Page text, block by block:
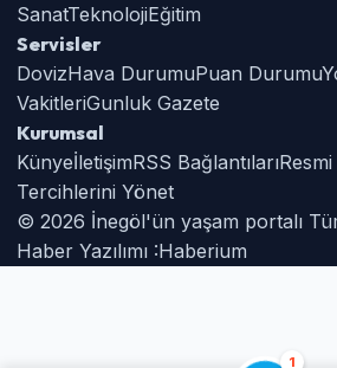
1
SanatTeknolojiEğitim
Servisler
DovizHava DurumuPuan Durumu
VakitleriGunluk Gazete
Kurumsal
KünyeİletişimRSS Bağlantıları
Tercihlerini Yönet
© 2026 İnegöl'ün yaşam portalı Tüm
Haber Yazılımı :Haberium